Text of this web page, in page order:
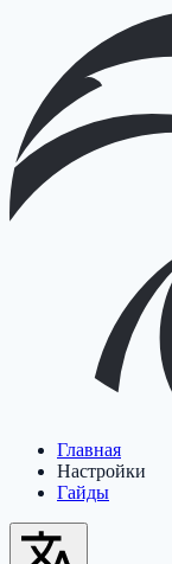
Главная
Настройки
Гайды